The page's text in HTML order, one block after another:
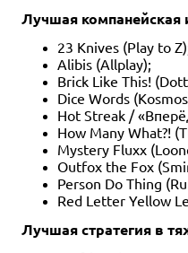
Лучшая компанейская
23 Knives (Play to
Alibis (Allplay);
Brick Like This!
Dice Words
Hot Streak /
How Many What?!
Mystery Fluxx
Outfox the Fox
Person Do Thing
Red Letter Yellow
Лучшая стратегия в